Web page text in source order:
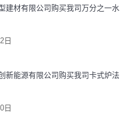
建材有限公司购买我司万分之一水
日
新能源有限公司购买我司卡式炉法
日